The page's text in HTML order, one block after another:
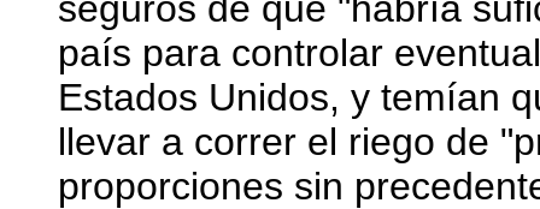
país para controlar
Estados Unidos, y temían
llevar a correr el riego de
proporciones sin